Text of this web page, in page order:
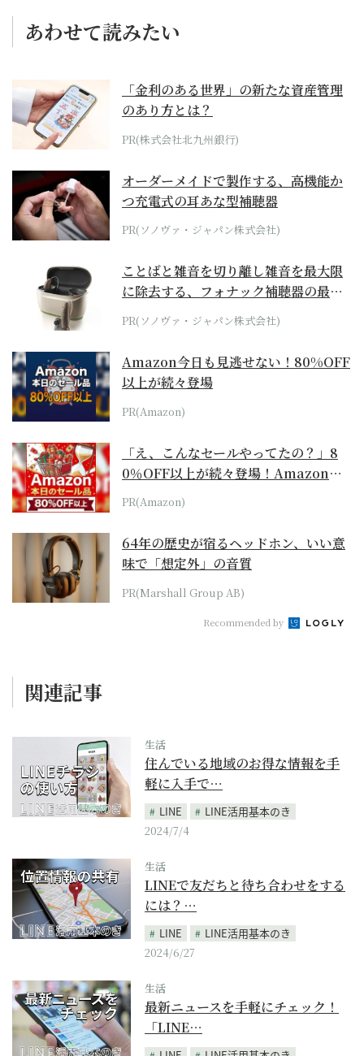
あわせて読みたい
「金利のある世界」の新たな資産管理
のあり方とは？
PR(株式会社北九州銀行)
オーダーメイドで製作する、高機能か
つ充電式の耳あな型補聴器
PR(ソノヴァ・ジャパン株式会社)
ことばと雑音を切り離し雑音を最大限
に除去する、フォナック補聴器の最上
位モデル
PR(ソノヴァ・ジャパン株式会社)
Amazon今日も見逃せない！80%OFF
以上が続々登場
PR(Amazon)
「え、こんなセールやってたの？」8
0％OFF以上が続々登場！Amazonの
本気が...
PR(Amazon)
64年の歴史が宿るヘッドホン、いい意
味で「想定外」の音質
PR(Marshall Group AB)
Recommended by
関連記事
生活
住んでいる地域のお得な情報を手
軽に入手で…
LINE
LINE活用基本のき
2024/7/4
生活
LINEで友だちと待ち合わせをする
には？…
LINE
LINE活用基本のき
2024/6/27
生活
最新ニュースを手軽にチェック！
「LINE…